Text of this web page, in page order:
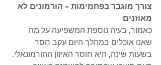
צורך מוגבר בפחמימות – הורמונים לא
מאוזנים
כאמור, בעיה נוספת המשפיעה על מה
שאנו אוכלים במהלך היום עקב חסר
בשעות שינה, היא חוסר האיזון ההורמונאלי.